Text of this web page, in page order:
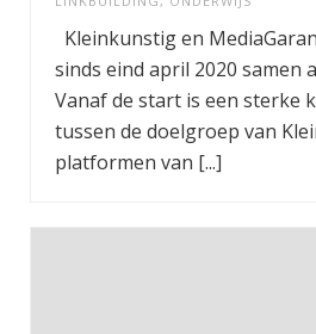
Kleinkunstig en
sinds eind april 2020 samen
Vanaf de start is een sterke
tussen de doelgroep van
platformen van [...]